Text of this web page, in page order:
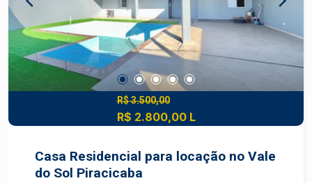
R$ 3.500,00
R$ 2.800,00 L
Casa Residencial para locação no Vale
do Sol Piracicaba